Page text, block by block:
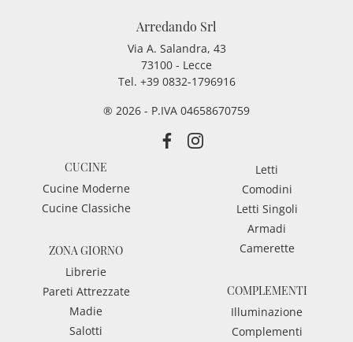
Arredando Srl
Via A. Salandra, 43
73100 - Lecce
Tel. +39 0832-1796916
® 2026 - P.IVA 04658670759
CUCINE
Cucine Moderne
Cucine Classiche
ZONA GIORNO
Librerie
Pareti Attrezzate
Madie
Salotti
Letti
Comodini
Letti Singoli
Armadi
Camerette
COMPLEMENTI
Illuminazione
Complementi